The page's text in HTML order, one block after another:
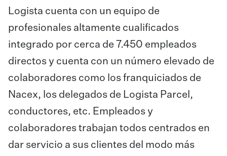
Logista cuenta con un equipo de
profesionales altamente cualificados
integrado por cerca de 7.450 empleados
directos y cuenta con un número elevado de
colaboradores como los franquiciados de
Nacex, los delegados de Logista Parcel,
conductores, etc. Empleados y
colaboradores trabajan todos centrados en
dar servicio a sus clientes del modo más